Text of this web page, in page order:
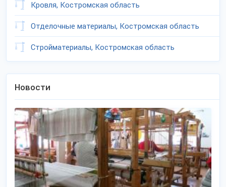
Кровля, Костромская область
Отделочные материалы, Костромская область
Стройматериалы, Костромская область
Новости